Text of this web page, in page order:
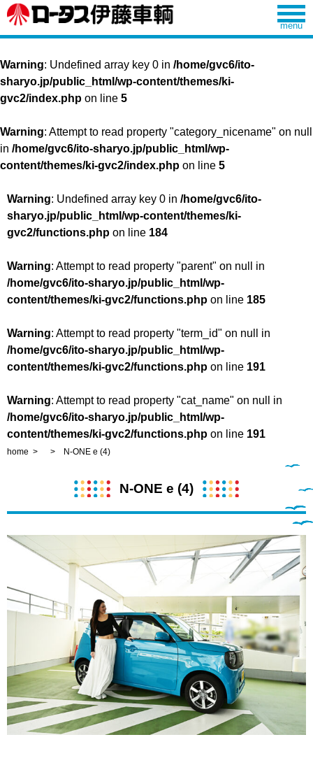
Warning: Undefined array key 0 in /home/gvc6/ito-
sharyo.jp/public_html/wp-content/themes/ki-
gvc2/index.php on line 5
Warning: Attempt to read property "category_nicename" on null
in /home/gvc6/ito-sharyo.jp/public_html/wp-
content/themes/ki-gvc2/index.php on line 5
Warning: Undefined array key 0 in /home/gvc6/ito-
sharyo.jp/public_html/wp-content/themes/ki-
gvc2/functions.php on line 184
Warning: Attempt to read property "parent" on null in
/home/gvc6/ito-sharyo.jp/public_html/wp-
content/themes/ki-gvc2/functions.php on line 185
Warning: Attempt to read property "term_id" on null in
/home/gvc6/ito-sharyo.jp/public_html/wp-
content/themes/ki-gvc2/functions.php on line 191
Warning: Attempt to read property "cat_name" on null in
/home/gvc6/ito-sharyo.jp/public_html/wp-
content/themes/ki-gvc2/functions.php on line 191
home N-ONE e (4)
N-ONE e (4)